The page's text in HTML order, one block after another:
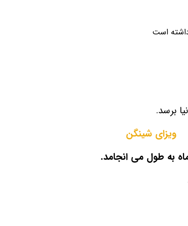
است
برسد.
ویزای شینگن